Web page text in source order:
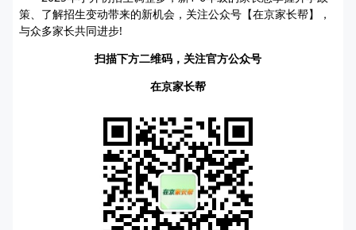
策、了解招生变动带来的新机会，关注公众号【在京家长帮】，
与众多家长共同进步!
扫描下方二维码，关注官方公众号
在京家长帮